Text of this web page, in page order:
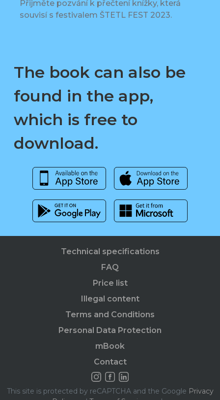
Přijměte pozvání k přečtení knížky, která
souvisí s festivalem ŠTETL FEST 2023.
The book can also be
found in the app,
which is free to
download.
Technical specifications
FAQ
Price list
Illegal content
Terms and Conditions
Personal Data Protection
mBook
Contact
This site is protected by reCAPTCHA and the Google Privacy